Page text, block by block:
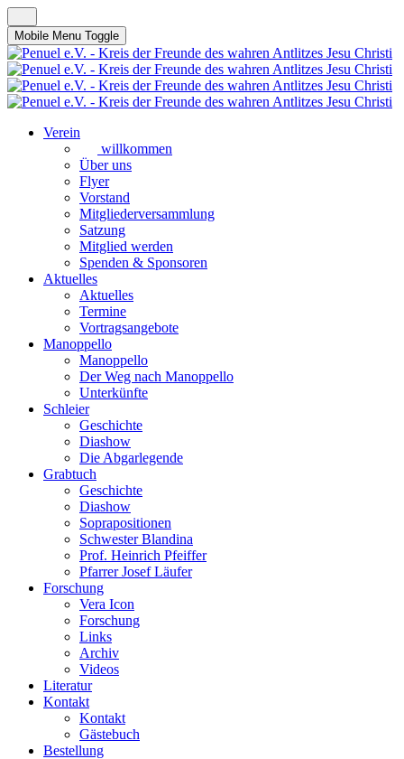
Mobile Menu Toggle
Verein
willkommen
Über uns
Flyer
Vorstand
Mitgliederversammlung
Satzung
Mitglied werden
Spenden & Sponsoren
Aktuelles
Aktuelles
Termine
Vortragsangebote
Manoppello
Manoppello
Der Weg nach Manoppello
Unterkünfte
Schleier
Geschichte
Diashow
Die Abgarlegende
Grabtuch
Geschichte
Diashow
Soprapositionen
Schwester Blandina
Prof. Heinrich Pfeiffer
Pfarrer Josef Läufer
Forschung
Vera Icon
Forschung
Links
Archiv
Videos
Literatur
Kontakt
Kontakt
Gästebuch
Bestellung